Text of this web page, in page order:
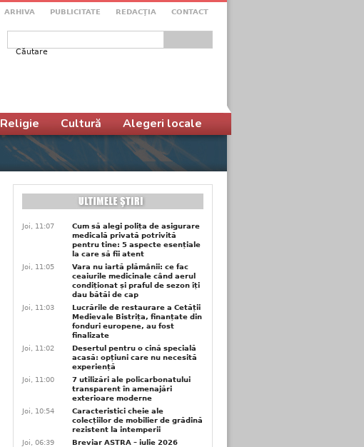
ARHIVA PUBLICITATE REDACŢIA CONTACT
Formular de căutare
Religie Cultură Alegeri locale
Joi, 11:07
Cum să alegi polița de asigurare
medicală privată potrivită
pentru tine: 5 aspecte esențiale
la care să fii atent
Joi, 11:05
Vara nu iartă plămânii: ce fac
ceaiurile medicinale când aerul
condiționat și praful de sezon îți
dau bătăi de cap
Joi, 11:03
Lucrările de restaurare a Cetății
Medievale Bistrița, finanțate din
fonduri europene, au fost
finalizate
Joi, 11:02
Desertul pentru o cină specială
acasă: opțiuni care nu necesită
experiență
Joi, 11:00
7 utilizări ale policarbonatului
transparent în amenajări
exterioare moderne
Joi, 10:54
Caracteristici cheie ale
colecțiilor de mobilier de grădină
rezistent la intemperii
Joi, 06:39
Breviar ASTRA – iulie 2026